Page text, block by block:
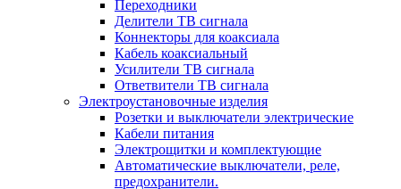
Переходники
Делители ТВ сигнала
Коннекторы для коаксиала
Кабель коаксиальный
Усилители ТВ сигнала
Ответвители ТВ сигнала
Электроустановочные изделия
Розетки и выключатели электрические
Кабели питания
Электрощитки и комплектующие
Автоматические выключатели, реле,
предохранители.